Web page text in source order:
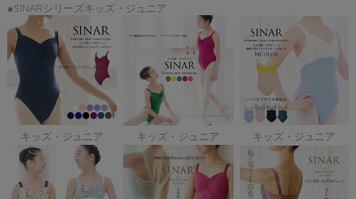
●SINARシリーズキッズ・ジュニア
キッズ・ジュニア キッズ・ジュニア キッズ・ジュニア